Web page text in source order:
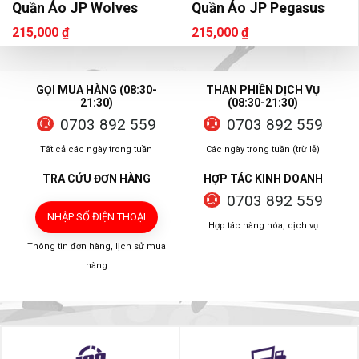
Quần Áo JP Wolves
215,000 ₫
Quần Áo JP Pegasus
215,000 ₫
GỌI MUA HÀNG (08:30-
21:30)
0703 892 559
Tất cả các ngày trong tuần
THAN PHIỀN DỊCH VỤ
(08:30-21:30)
0703 892 559
Các ngày trong tuần (trừ lễ)
TRA CỨU ĐƠN HÀNG
NHẬP SỐ ĐIỆN THOẠI
Thông tin đơn hàng, lịch sử mua
hàng
HỢP TÁC KINH DOANH
0703 892 559
Hợp tác hàng hóa, dịch vụ